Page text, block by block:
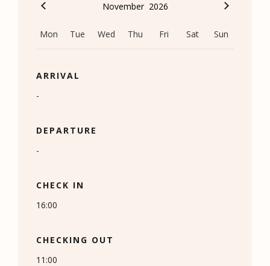
November 2026
Mon Tue Wed Thu Fri Sat Sun
ARRIVAL
-
DEPARTURE
-
CHECK IN
16:00
CHECKING OUT
11:00